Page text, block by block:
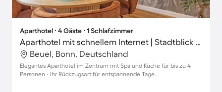
Aparthotel ∙ 4 Gäste ∙ 1 Schlafzimmer
Aparthotel mit schnellem Internet | Stadtblick | Ideal für Homeoffice
Beuel, Bonn, Deutschland
Elegantes Aparthotel im Zentrum mit Spa und Küche für bis zu 4
Personen - Ihr Rückzugsort für entspannende Tage.